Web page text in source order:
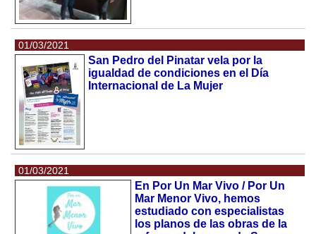
01/03/2021
San Pedro del Pinatar vela por la
igualdad de condiciones en el Día
Internacional de La Mujer
01/03/2021
En Por Un Mar Vivo / Por Un
Mar Menor Vivo, hemos
estudiado con especialistas
los planos de las obras de la